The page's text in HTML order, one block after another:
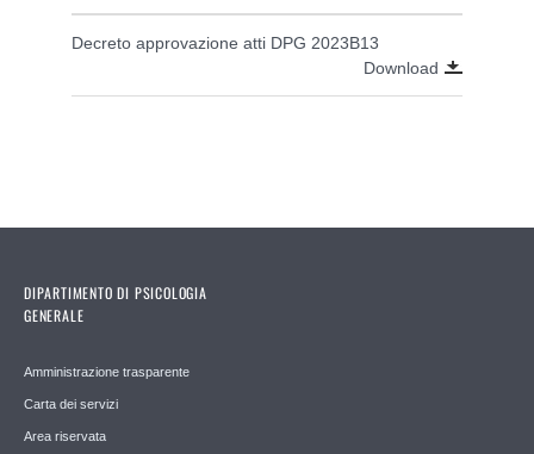
Decreto approvazione atti DPG 2023B13
Download
DIPARTIMENTO DI PSICOLOGIA
GENERALE
Amministrazione trasparente
Carta dei servizi
Area riservata